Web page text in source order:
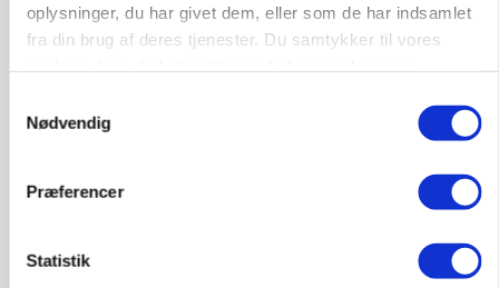
oplysninger, du har givet dem, eller som de har indsamlet
fra din brug af deres tjenester. Du samtykker til vores
Nødvendig
Præferencer
Statistik
POLITIK
»Nu stopper I«: Landbrugsdebattør og
protestgruppe vil demonstrere mod ny
gødskningslov